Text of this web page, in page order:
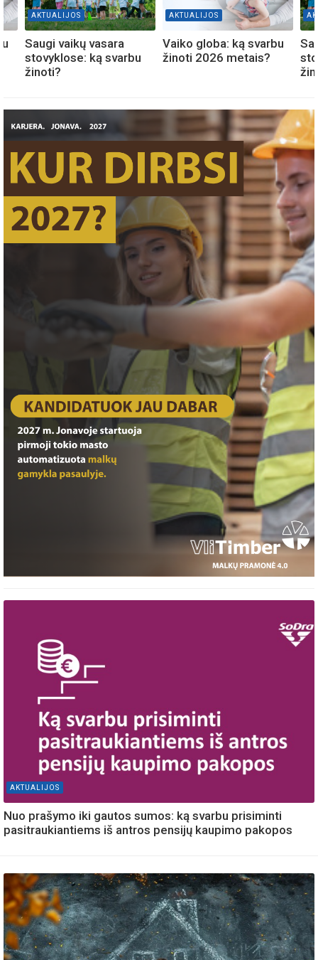
AKTUALIJOS
Saugi vaikų vasara
stovyklose: ką svarbu
žinoti?
AKTUALIJOS
Vaiko globa: ką svarbu
žinoti 2026 metais?
AKTUALIJOS
Nuo prašymo iki gautos sumos: ką svarbu prisiminti
pasitraukiantiems iš antros pensijų kaupimo pakopos